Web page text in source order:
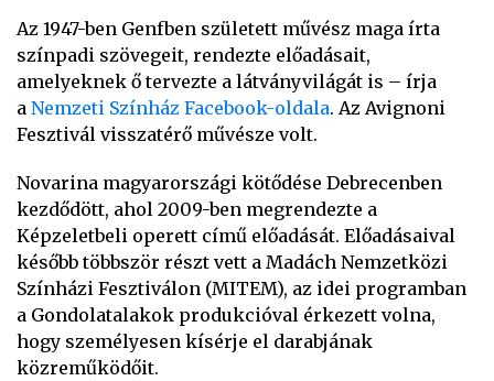
Az 1947-ben Genfben született művész maga írta
színpadi szövegeit, rendezte előadásait,
amelyeknek ő tervezte a látványvilágát is – írja
a Nemzeti Színház Facebook-oldala. Az Avignoni
Fesztivál visszatérő művésze volt.
Novarina magyarországi kötődése Debrecenben
kezdődött, ahol 2009-ben megrendezte a
Képzeletbeli operett című előadását. Előadásaival
később többször részt vett a Madách Nemzetközi
Színházi Fesztiválon (MITEM), az idei programban
a Gondolatalakok produkcióval érkezett volna,
hogy személyesen kísérje el darabjának
közreműködőit.